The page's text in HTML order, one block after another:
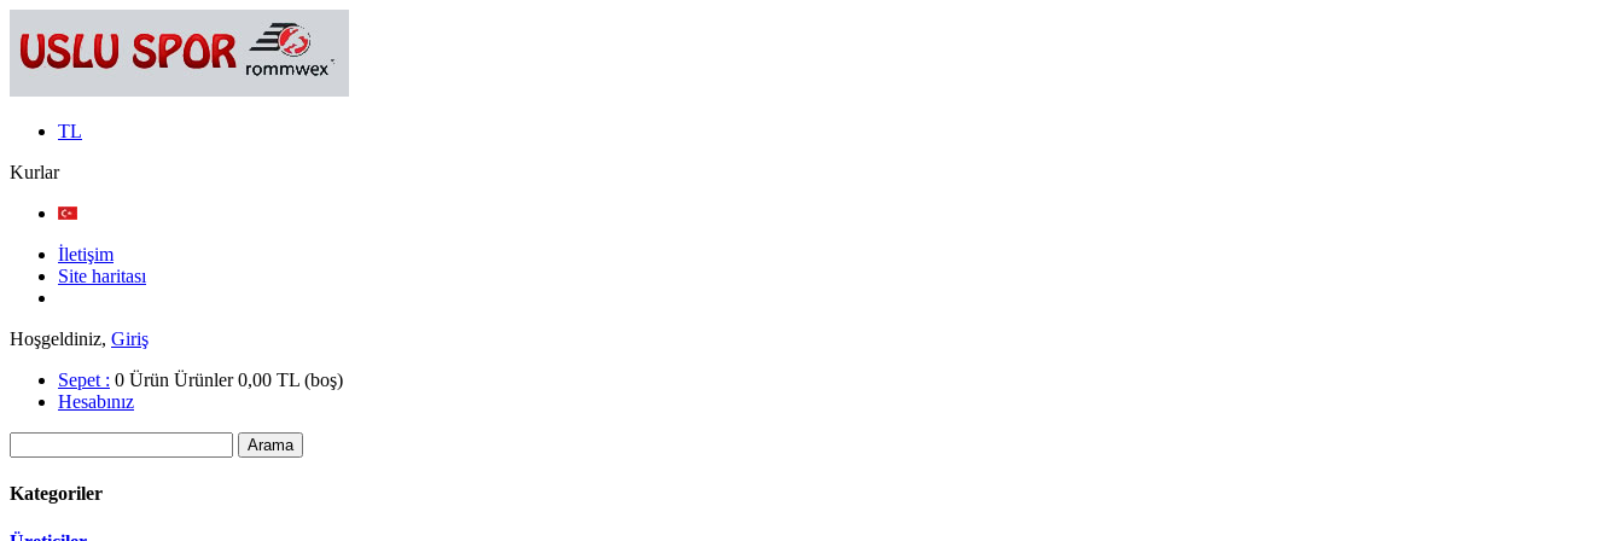
TL
Kurlar
İletişim
Site haritası
Hoşgeldiniz, Giriş
Sepet : 0 Ürün Ürünler 0,00 TL (boş)
Hesabınız
Kategoriler